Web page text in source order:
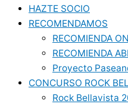
HAZTE SOCIO
RECOMENDAMOS
RECOMIENDA
RECOMIENDA
Proyecto
CONCURSO ROCK
Rock Bellavista